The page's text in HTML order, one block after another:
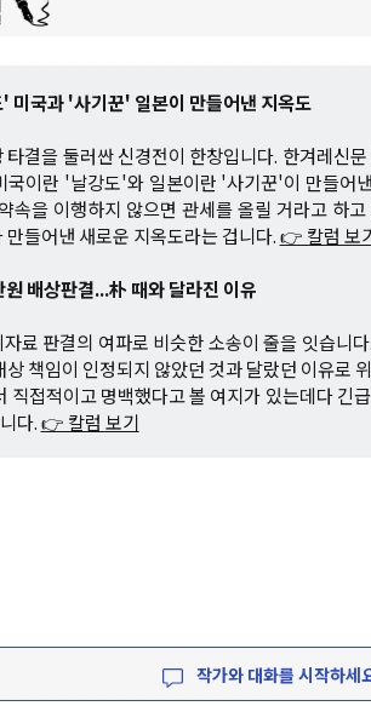
미국과 '사기꾼' 일본이 만들어낸 지옥도
타결을 둘러싼 신경전이 한창입니다. 한겨레신
국이란 '날강도'와 일본이란 '사기꾼'이 만들어
속을 이행하지 않으면 관세를 올릴 거라고 하
만들어낸 새로운 지옥도라는 겁니다.👉 칼럼 보
배상판결...朴 때와 달라진 이유
료 판결의 여파로 비슷한 소송이 줄을 잇습니
책임이 인정되지 않았던 것과 달랐던 이유로
직접적이고 명백했다고 볼 여지가 있는데다 긴
다.👉 칼럼 보기
작가와 대화를 시작하세